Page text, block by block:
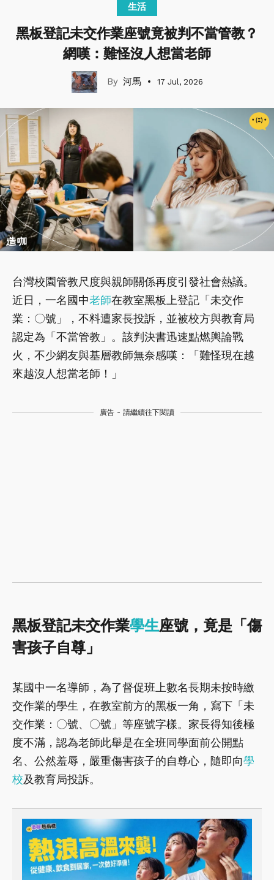
生活
黑板登記未交作業座號竟被判不當管教？
網嘆：難怪沒人想當老師
河馬 17 Jul, 2026
台灣校園管教尺度與親師關係再度引發社會熱議。
近日，一名國中老師在教室黑板上登記「未交作
業：〇號」，不料遭家長投訴，並被校方與教育局
認定為「不當管教」。該判決書迅速點燃輿論戰
火，不少網友與基層教師無奈感嘆：「難怪現在越
來越沒人想當老師！」
廣告 - 請繼續往下閱讀
黑板登記未交作業學生座號，竟是「傷
害孩子自尊」
某國中一名導師，為了督促班上數名長期未按時繳
交作業的學生，在教室前方的黑板一角，寫下「未
交作業：〇號、〇號」等座號字樣。家長得知後極
度不滿，認為老師此舉是在全班同學面前公開點
名、公然羞辱，嚴重傷害孩子的自尊心，隨即向學
校及教育局投訴。